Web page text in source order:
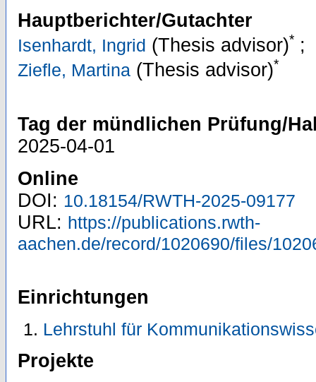
Hauptberichter/Gutachter
Isenhardt, Ingrid (Thesis advisor)* ;
Ziefle, Martina (Thesis advisor)*
Tag der mündlichen Prüfung/
2025-04-01
Online
DOI: 10.18154/RWTH-2025-09177
URL: https://publications.rwth-
aachen.de/record/1020690/files/
Einrichtungen
Lehrstuhl für
Projekte